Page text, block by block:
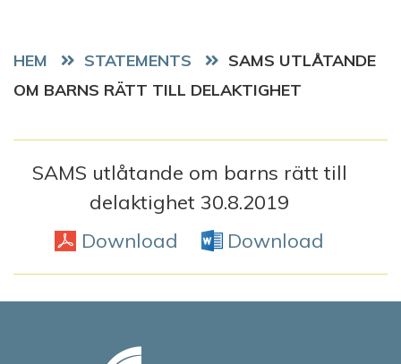
HEM STATEMENTS
SAMS UTLÅTANDE
OM BARNS RÄTT TILL DELAKTIGHET
SAMS utlåtande om barns rätt till
delaktighet 30.8.2019
Download PDF Download